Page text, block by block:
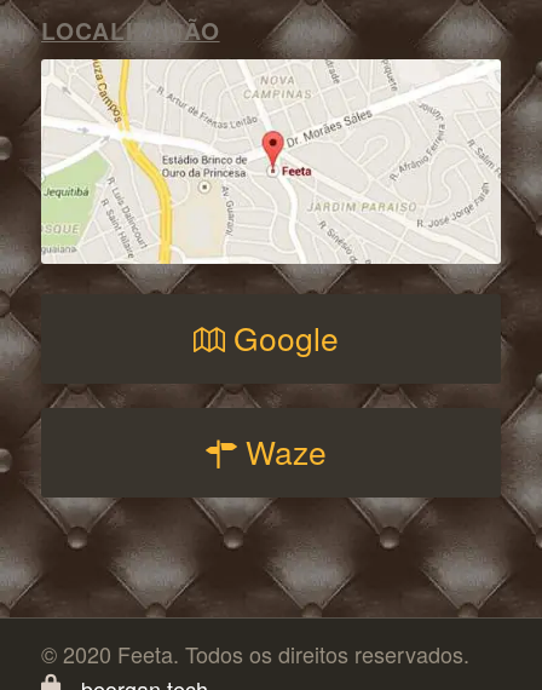
LOCALIZAÇÃO
Google
Waze
© 2020 Feeta. Todos os direitos reservados.